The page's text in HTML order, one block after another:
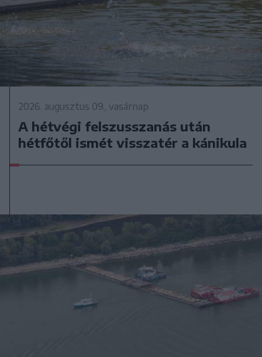
2026. augusztus 09., vasárnap
A hétvégi felszusszanás után
hétfőtől ismét visszatér a kánikula